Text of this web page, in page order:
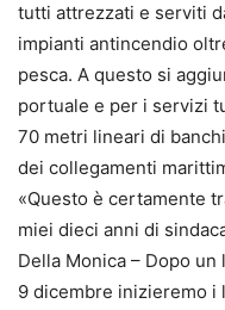
tutti attrezzati e serviti
impianti antincendio
pesca. A questo si
portuale e per i servizi
70 metri lineari di
dei collegamenti
«Questo è certamente
miei dieci anni di
Della Monica – Dopo
9 dicembre inizieremo i